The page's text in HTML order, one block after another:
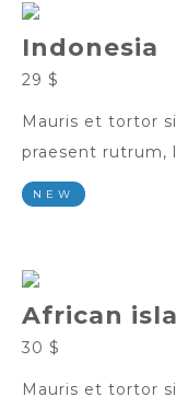
Indonesia
29 $
Mauris et tortor
praesent rutrum,
NEW
African
30 $
Mauris et tortor